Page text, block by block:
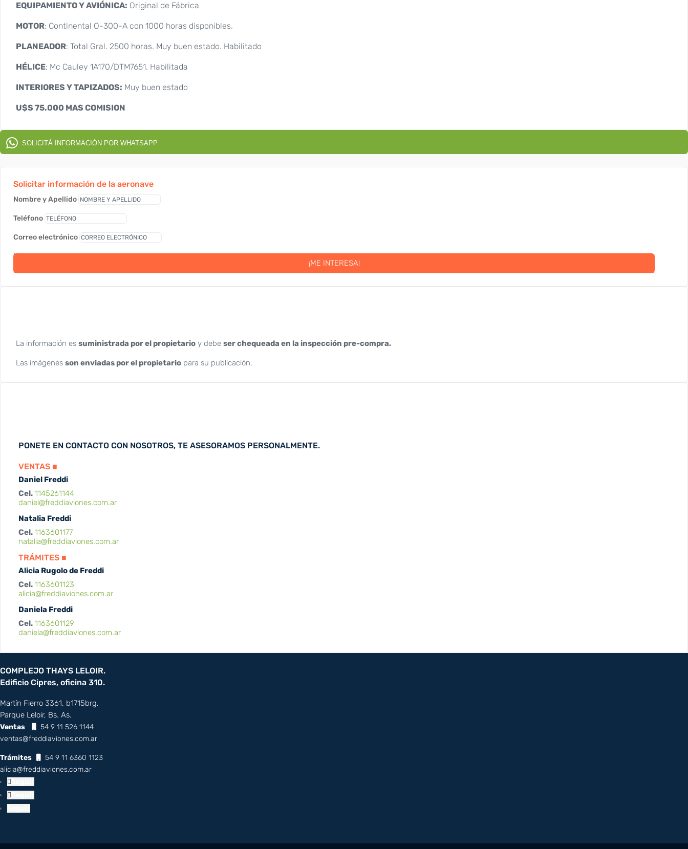
EQUIPAMIENTO Y AVIÓNICA: Original de Fábrica
MOTOR: Continental O-300-A con 1000 horas disponibles.
PLANEADOR: Total Gral. 2500 horas. Muy buen estado. Habilitado
HÉLICE: Mc Cauley 1A170/DTM7651. Habilitada
INTERIORES Y TAPIZADOS: Muy buen estado
U$S 75.000 MAS COMISION
SOLICITÁ INFORMACIÓN POR WHATSAPP
Solicitar información de la aeronave
Nombre y Apellido
Teléfono
Correo electrónico
link
¡ME INTERESA!
La información es suministrada por el propietario y debe ser chequeada en la inspección pre-compra.
Las imágenes son enviadas por el propietario para su publicación.
PONETE EN CONTACTO CON NOSOTROS, TE ASESORAMOS PERSONALMENTE.
VENTAS ■
Daniel Freddi
Cel. 1145261144
daniel@freddiaviones.com.ar
Natalia Freddi
Cel. 1163601177
natalia@freddiaviones.com.ar
TRÁMITES ■
Alicia Rugolo de Freddi
Cel. 1163601123
alicia@freddiaviones.com.ar
Daniela Freddi
Cel. 1163601129
daniela@freddiaviones.com.ar
COMPLEJO THAYS LELOIR.
Edificio Cipres, oficina 310.
Martín Fierro 3361, b1715brg.
Parque Leloir, Bs. As.
Ventas
54 9 11 526 1144
ventas@freddiaviones.com.ar
Trámites
54 9 11 6360 1123
alicia@freddiaviones.com.ar